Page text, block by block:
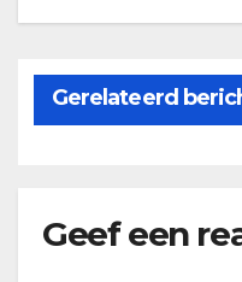
Gerelateerd
Geef een